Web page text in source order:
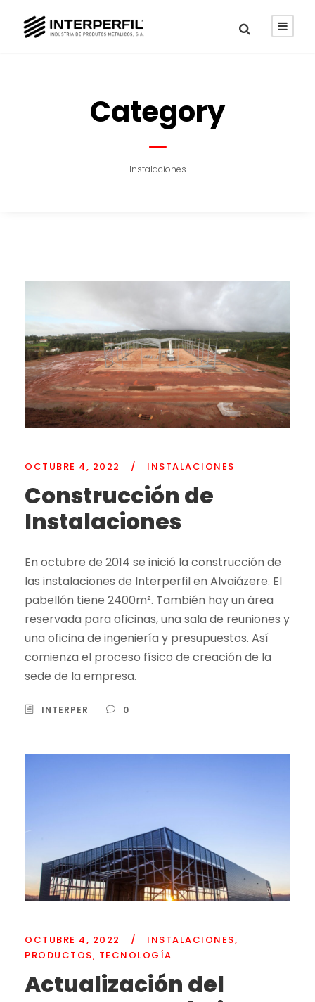
Category
Instalaciones
OCTUBRE 4, 2022 / INSTALACIONES
Construcción de
Instalaciones
En octubre de 2014 se inició la construcción de
las instalaciones de Interperfil en Alvaiázere. El
pabellón tiene 2400m². También hay un área
reservada para oficinas, una sala de reuniones y
una oficina de ingeniería y presupuestos. Así
comienza el proceso físico de creación de la
sede de la empresa.
INTERPER 0
OCTUBRE 4, 2022 / INSTALACIONES,
PRODUCTOS, TECNOLOGÍA
Actualización del